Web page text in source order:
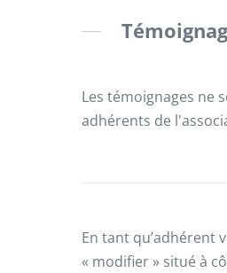
Les témoignages ne
adhérents de
En tant qu’adhérent
« modifier » situé à